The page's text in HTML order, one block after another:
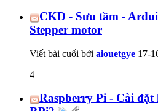
CKD - Sưu tầm -
Stepper motor
Viết bài cuối bởi aiouetgye 17-
4
Raspberry Pi - Cài đặt